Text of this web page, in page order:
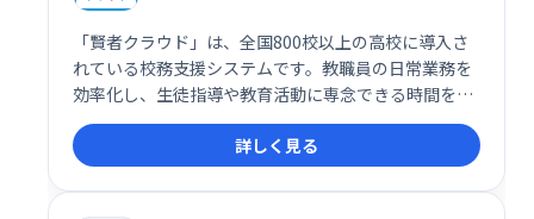
「賢者クラウド」は、全国800校以上の高校に導入さ
れている校務支援システムです。教職員の日常業務を
効率化し、生徒指導や教育活動に専念できる時間を創
出します。多様な業務をサポートすることで、学校運
営の改善と教育の質向上に貢献します。
詳しく見る